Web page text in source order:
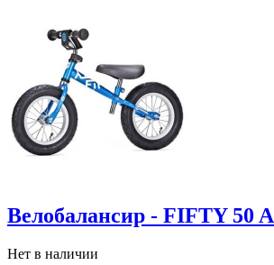
Велобалансир - FIFTY 50 A
Нет в наличии